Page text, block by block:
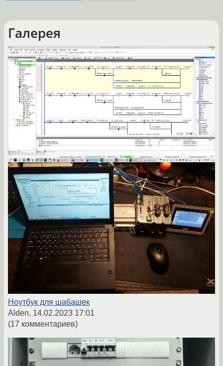
Галерея
Ноутбук для шабашек
Alden, 14.02.2023 17:01
(17 комментариев)